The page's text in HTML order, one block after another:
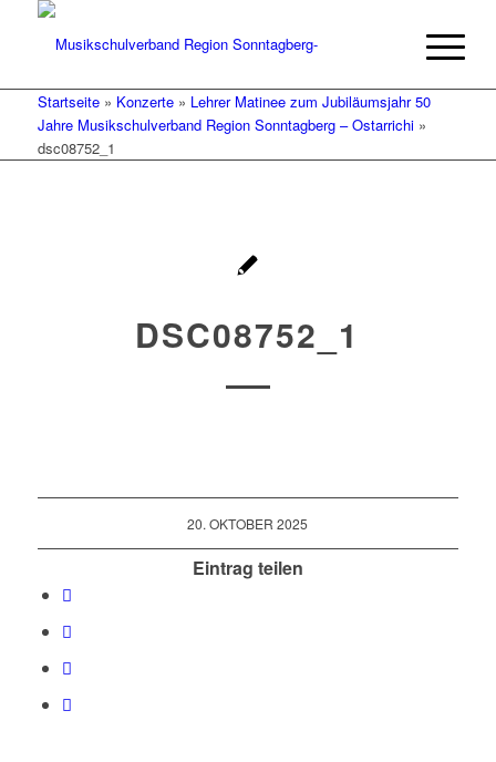
Startseite» Konzerte» Lehrer Matinee zum Jubiläumsjahr 50
Jahre Musikschulverband Region Sonntagberg – Ostarrichi»
dsc08752_1
DSC08752_1
20. OKTOBER 2025
Eintrag teilen